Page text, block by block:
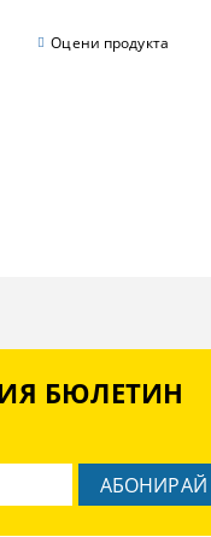
Оцени продукта
БЮЛЕТИН